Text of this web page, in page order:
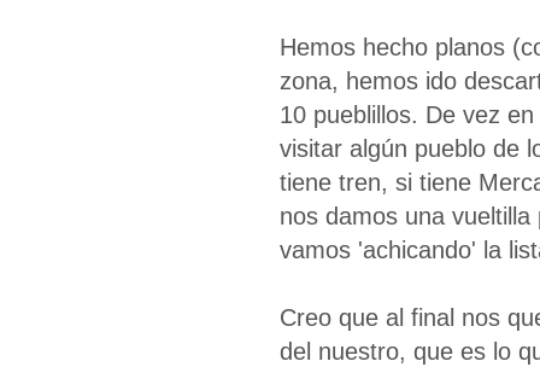
Hemos hecho planos
zona, hemos ido
10 pueblillos. De vez
visitar algún pueblo de
tiene tren, si tiene
nos damos una
vamos 'achicando' la
Creo que al final nos
del nuestro, que es lo